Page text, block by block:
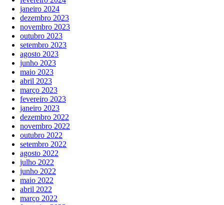
janeiro 2024
dezembro 2023
novembro 2023
outubro 2023
setembro 2023
agosto 2023
junho 2023
maio 2023
abril 2023
março 2023
fevereiro 2023
janeiro 2023
dezembro 2022
novembro 2022
outubro 2022
setembro 2022
agosto 2022
julho 2022
junho 2022
maio 2022
abril 2022
março 2022